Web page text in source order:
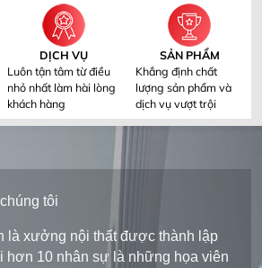
DỊCH VỤ
Luôn tận tâm từ điều
nhỏ nhất làm hài lòng
khách hàng
SẢN PHẨM
Khẳng định chất
lượng sản phẩm và
dịch vụ vượt trội
tôi
là xưởng nội thất được thành lập
hơn 10 nhân sự là những họa viên